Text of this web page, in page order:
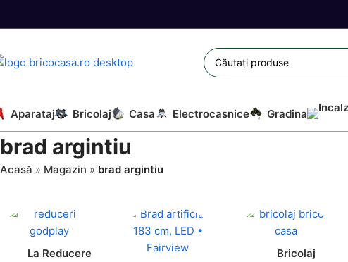
Aparataj Bricolaj Casa Electrocasnice Gradina
brad argintiu
Acasă » Magazin » brad argintiu
La Reducere
Bricolaj